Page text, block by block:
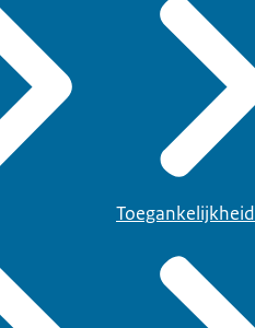
Toegankelijkheid